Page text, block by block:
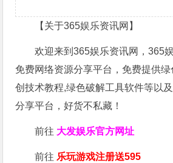
【关于365娱乐资讯网】
欢迎来到365娱乐资讯网，365
免费网络资源分享平台，免费提供
创技术教程,绿色破解工具软件等以
分享平台，好货不私藏！
前往 大发娱乐官方网址
前往 乐玩游戏注册送595